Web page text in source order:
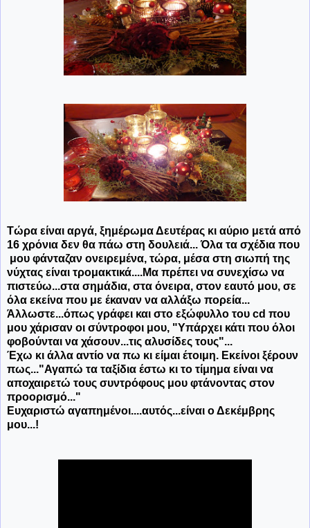
Τώρα είναι αργά, ξημέρωμα Δευτέρας κι αύριο μετά από
16 χρόνια δεν θα πάω στη δουλειά... Όλα τα σχέδια που
μου φάνταζαν ονειρεμένα, τώρα, μέσα στη σιωπή της
νύχτας είναι τρομακτικά....Μα πρέπει να συνεχίσω να
πιστεύω...στα σημάδια, στα όνειρα, στον εαυτό μου, σε
όλα εκείνα που με έκαναν να αλλάξω πορεία...
Άλλωστε...όπως γράφει και στο εξώφυλλο του cd που
μου χάρισαν οι σύντροφοι μου, "Υπάρχει κάτι που όλοι
φοβούνται να χάσουν...τις αλυσίδες τους"...
Έχω κι άλλα αντίο να πω κι είμαι έτοιμη. Εκείνοι ξέρουν
πως..."Αγαπώ τα ταξίδια έστω κι το τίμημα είναι να
αποχαιρετώ τους συντρόφους μου φτάνοντας στον
προορισμό..."
Ευχαριστώ αγαπημένοι....αυτός...είναι ο Δεκέμβρης
μου...!